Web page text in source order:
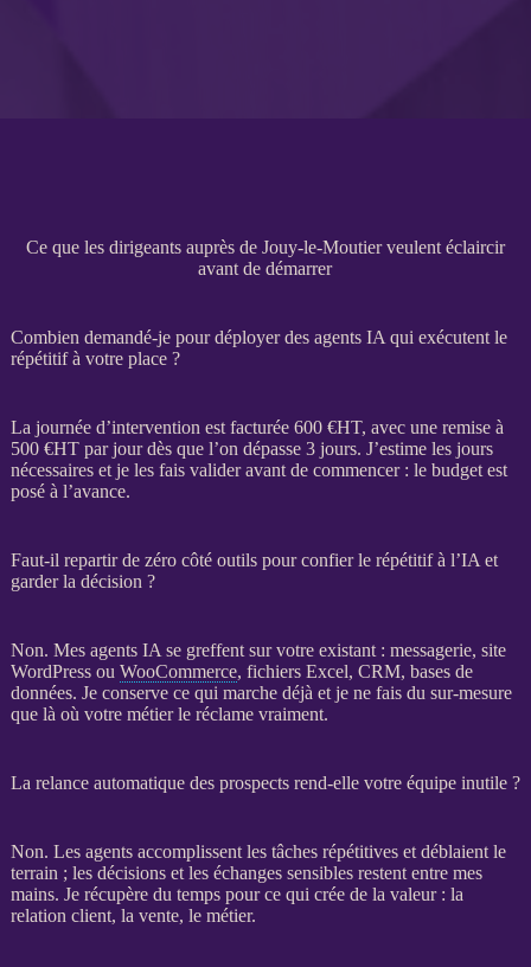
Ce que les dirigeants auprès de Jouy-le-Moutier veulent éclaircir
avant de démarrer
Combien demandé-je pour déployer des agents IA qui exécutent le
répétitif à votre place ?
La journée d’intervention est facturée 600 €HT, avec une remise à
500 €HTpar jour dès que l’on dépasse 3 jours. J’estime les jours
nécessaires et je les fais valider avant de commencer : le budget est
posé à l’avance.
Faut-il repartir de zéro côté outils pour confier le répétitif à l’IA et
garder la décision ?
Non. Mes agents IA se greffent sur votre existant : messagerie, site
WordPressou WooCommerce, fichiers Excel, CRM, bases de
données. Je conserve ce qui marche déjà et je ne fais du sur-mesure
que là où votre métier le réclame vraiment.
La relance automatique des prospects rend-elle votre équipe inutile ?
Non. Les agentsaccomplissent les tâches répétitives et déblaient le
terrain ; les décisions et les échanges sensibles restent entre mes
mains. Je récupère du temps pour ce qui crée de la valeur : la
relation client, la vente, le métier.